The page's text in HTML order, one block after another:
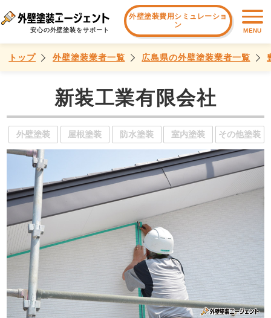
安心の外壁塗装をサポート
外壁塗装費用シミュレーショ
ン
MENU
トップ 外壁塗装業者一覧 広島県の外壁塗装業者一覧
新装工業有限会社
外壁塗装 屋根塗装 防水塗装 室内塗装 その他塗装